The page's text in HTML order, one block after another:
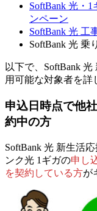
SoftBank 光・
ンペーン
SoftBank 光 工
SoftBank 光 乗
以下で、SoftBank
用可能な対象者を詳
申込日時点で他
約中の方
SoftBank 光 新生活
ンク光 1ギガの申し
を契約している方が